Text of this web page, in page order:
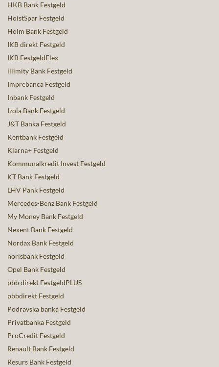
HKB Bank Festgeld
HoistSpar Festgeld
Holm Bank Festgeld
IKB direkt Festgeld
IKB FestgeldFlex
illimity Bank Festgeld
Imprebanca Festgeld
Inbank Festgeld
Izola Bank Festgeld
J&T Banka Festgeld
Kentbank Festgeld
Klarna+ Festgeld
Kommunalkredit Invest Festgeld
KT Bank Festgeld
LHV Pank Festgeld
Mercedes-Benz Bank Festgeld
My Money Bank Festgeld
Nexent Bank Festgeld
Nordax Bank Festgeld
norisbank Festgeld
Opel Bank Festgeld
pbb direkt FestgeldPLUS
pbbdirekt Festgeld
Podravska banka Festgeld
Privatbanka Festgeld
ProCredit Festgeld
Renault Bank Festgeld
Resurs Bank Festgeld